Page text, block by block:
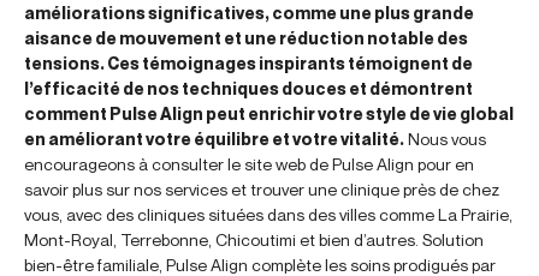
améliorations significatives, comme une plus grande
aisance de mouvement et une réduction notable des
tensions. Ces témoignages inspirants témoignent de
l’efficacité de nos techniques douces et démontrent
comment Pulse Align peut enrichir votre style de vie global
en améliorant votre équilibre et votre vitalité.Nous vous
encourageons à consulter le site web de Pulse Align pour en
savoir plus sur nos services et trouver une clinique près de chez
vous, avec des cliniques situées dans des villes comme La Prairie,
Mont-Royal, Terrebonne, Chicoutimi et bien d’autres. Solution
bien-être familiale, Pulse Align complète les soins prodigués par